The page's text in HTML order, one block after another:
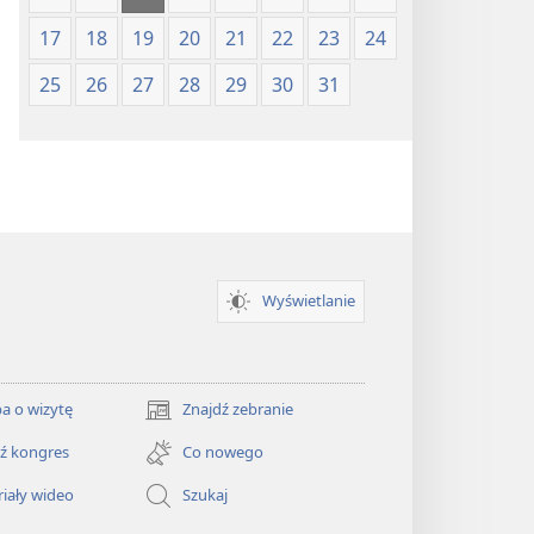
17
18 19 20 21 22 23
24
25
26 27 28 29 30 31
Wyświetlanie
o wizytę Znajdź zebranie
(opens
new
window)
kongres
Co nowego
wideo
Szukaj